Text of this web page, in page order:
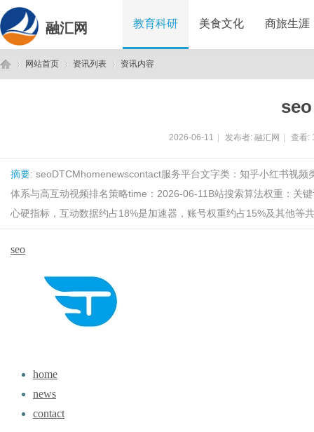
融汇网 教育科研 美食文化 商旅生涯
网站首页 资讯列表 资讯内容
seo
2026-06-11 发布者: 融汇网 查看:
摘要: seoDTCMhomenewscontact服务平台文字类：知乎小红书视
体系与高互动视频排名策略time：2026-06-11B站搜索算法权重：关
心硬指标，互动数据约占18%是加速器，账号权重约占15%及其他等
seo
home
news
contact